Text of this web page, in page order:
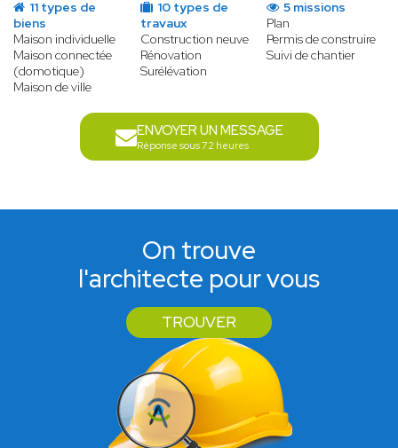
11 types de
biens
Maison individuelle
Maison connectée
(domotique)
Maison de ville
10 types de
travaux
Construction neuve
Rénovation
Surélévation
5 missions
Plan
Permis de construire
Suivi de chantier
ENVOYER UN MESSAGE
Réponse sous 72 heures
On trouve
l'architecte pour vous
TROUVER